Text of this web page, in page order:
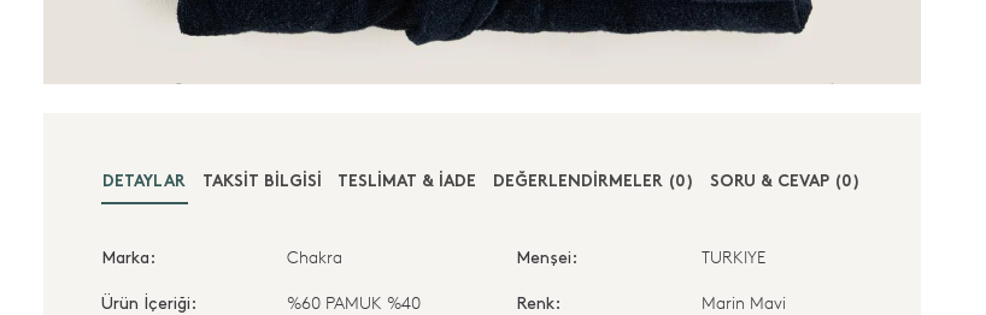
DETAYLAR TAKSIT BILGISI TESLIMAT & İADE DEĞERLENDİRMELER (0) SORU & CEVAP (0)
Marka: Chakra Menşei: TURKIYE
Ürün İçeriği:
%60 PAMUK %40
Renk: Marin Mavi